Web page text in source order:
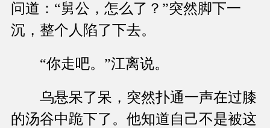
问道：“舅公，怎么了？”突然脚下一
沉，整个人陷了下去。
“你走吧。”江离说。
乌悬呆了呆，突然扑通一声在过膝
的汤谷中跪下了。他知道自己不是被这